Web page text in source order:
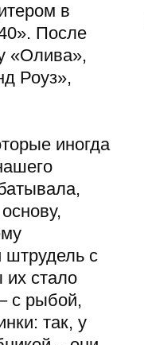
в
После
«Олива»,
Роуз»,
иногда
штрудель с
стало
с рыбой,
так, у